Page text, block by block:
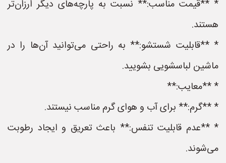
* **قیمت مناسب:** نسبت به پارچه‌های دیگر ارزان‌تر
هستند.
* **قابلیت شستشو:** به راحتی می‌توانید آن‌ها را در
ماشین لباسشویی بشویید.
* **معایب:**
* **گرم:** برای آب و هوای گرم مناسب نیستند.
* **عدم قابلیت تنفس:** باعث تعریق و ایجاد رطوبت
می‌شوند.